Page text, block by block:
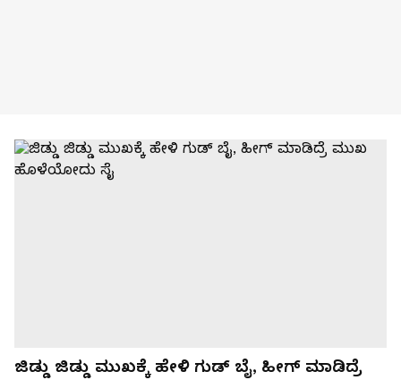
ಜಿಡ್ಡು ಜಿಡ್ಡು ಮುಖಕ್ಕೆ ಹೇಳಿ ಗುಡ್ ಬೈ, ಹೀಗ್ ಮಾಡಿದ್ರೆ